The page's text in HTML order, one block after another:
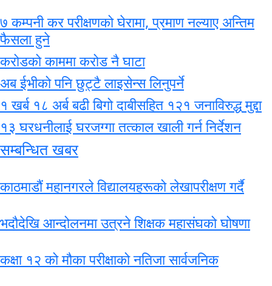
७ कम्पनी कर परीक्षणको घेरामा, प्रमाण नल्याए अन्तिम
फैसला हुने
करोडको काममा करोड नै घाटा
अब ईभीको पनि छुट्टै लाइसेन्स लिनुपर्ने
१ खर्ब १८ अर्ब बढी बिगो दाबीसहित १२१ जनाविरुद्ध मुद्दा
१३ घरधनीलाई घरजग्गा तत्काल खाली गर्न निर्देशन
सम्बन्धित खबर
काठमाडौं महानगरले विद्यालयहरूको लेखापरीक्षण गर्दै
भदौदेखि आन्दोलनमा उत्रने शिक्षक महासंघको घोषणा
कक्षा १२ को मौका परीक्षाको नतिजा सार्वजनिक